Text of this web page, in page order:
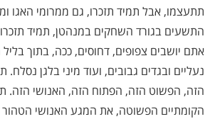
תתעצמו, אבל תמיד תזכרו, גם ממרומי האגו
התשעים בגורד השחקים במנהטן, תמיד
אתם יושבים צפופים, דחוסים, ככה, בתוך
נעליים ובגדים גבובים, ועוד מיני בלגן
הזה, הפשוט הזה, הפתוח הזה, האנושי הזה.
הקומתיים הפשוטה, את המגע האנושי